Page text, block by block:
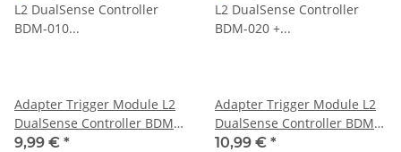
Adapter Trigger Module L2
DualSense Controller BDM-
010 Ersatzteil für Sony
9,99 € *
Adapter Trigger Module L2
DualSense Controller BDM-
020 + Tasten für Sony
10,99 € *